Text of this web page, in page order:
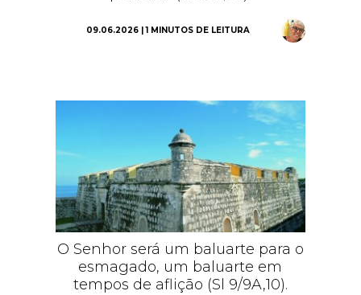
09.06.2026 | 1 MINUTOS DE LEITURA
O Senhor será um baluarte para o
esmagado, um baluarte em
tempos de aflição (Sl 9/9A,10).